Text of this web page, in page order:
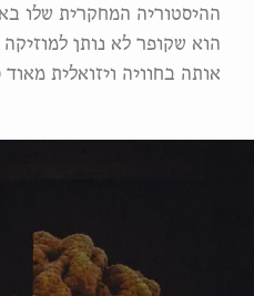
ההיסטוריה המחקרית שלו
הוא שקופר לא נותן
אותה בחוויה ויזואלית